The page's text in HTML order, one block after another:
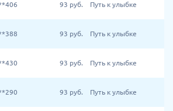
93 руб. Путь к улыбке
93 руб. Путь к улыбке
93 руб. Путь к улыбке
93 руб. Путь к улыбке